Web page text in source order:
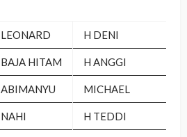
LEONARD H DENI
BAJA HITAM H ANGGI
ABIMANYU MICHAEL
NAHI H TEDDI